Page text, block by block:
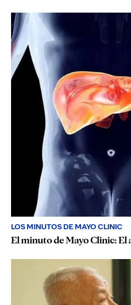
LOS MINUTOS DE MAYO CLINIC
El minuto de Mayo Clinic: El